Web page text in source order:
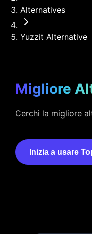
Alternatives
Yuzzit Alternative
Migliore
Cerchi la migliore
Inizia a usare